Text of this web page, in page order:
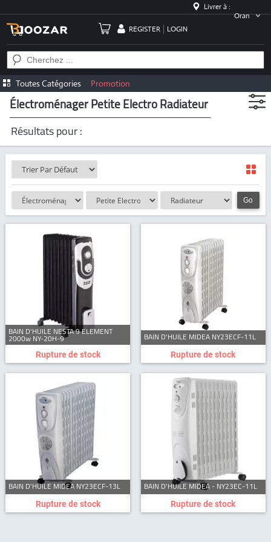
Livrer à :
Oran
REGISTER
LOGIN
Toutes Catégories Promotion
Électroménager Petite Electro Radiateur
Résultats pour :
Go
BAIN D'HUILE NESTA 9 ELEMENT
2000w NY-20H-9
Rupture de stock
BAIN D'HUILE MIDEA NY23ECF-11L
Rupture de stock
BAIN D'HUILE MIDEA NY23ECF-13L
Rupture de stock
BAIN D'HUILE MIDEA - NY23EC-11L
Rupture de stock